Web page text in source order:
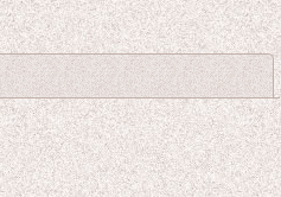
閉じる